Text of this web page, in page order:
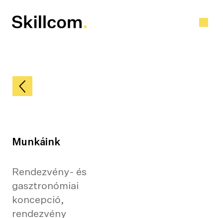
content
Munkáink
Rendezvény- és
gasztronómiai
koncepció,
rendezvény